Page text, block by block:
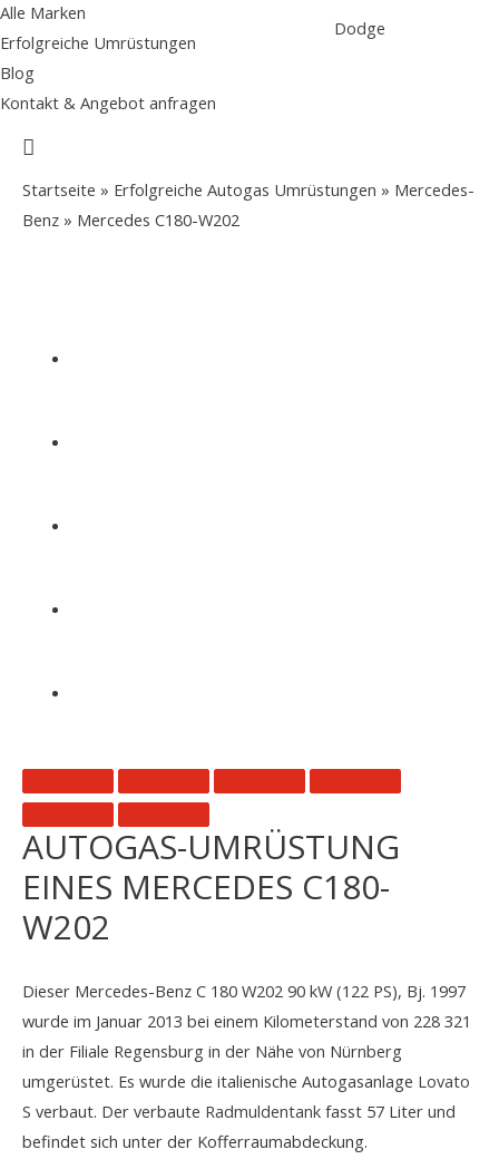
Dodge
Alle Marken
Erfolgreiche Umrüstungen
Blog
Kontakt & Angebot anfragen
Startseite » Erfolgreiche Autogas Umrüstungen » Mercedes-
Benz » Mercedes C180-W202
AUTOGAS-UMRÜSTUNG
EINES MERCEDES C180-
W202
Dieser Mercedes-Benz C 180 W202 90 kW (122 PS), Bj. 1997
wurde im Januar 2013 bei einem Kilometerstand von 228 321
in der Filiale Regensburg in der Nähe von Nürnberg
umgerüstet. Es wurde die italienische Autogasanlage Lovato
S verbaut. Der verbaute Radmuldentank fasst 57 Liter und
befindet sich unter der Kofferraumabdeckung.